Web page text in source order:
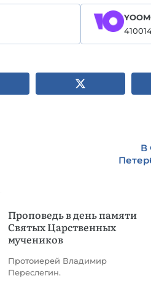
В
Проповедь в день памяти
Святых Царственных
мучеников
Протоиерей Владимир
Переслегин.